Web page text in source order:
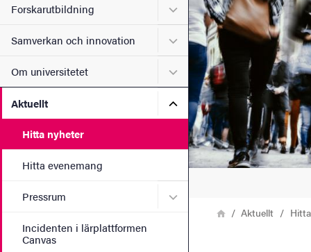
Forskarutbildning Undermeny för
Samverkan och innovation Undermeny för
Om universitetet Undermeny för Om
Aktuellt Undermeny för Aktuellt
Hitta nyheter
Hitta evenemang
Pressrum Undermeny för Pressrum
Incidenten i lärplattformen
Canvas
LänkstigHemAktuellt